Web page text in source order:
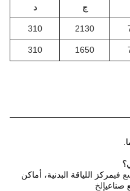
د
310
310
مركز اللياقة البدنية، أماكن